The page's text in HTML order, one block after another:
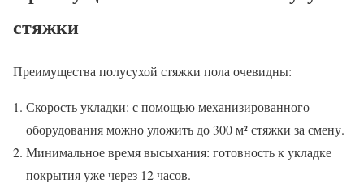
стяжки
Преимущества полусухой стяжки пола очевидны:
Скорость укладки: с помощью механизированного
оборудования можно уложить до 300 м² стяжки за смену.
Минимальное время высыхания: готовность к укладке
покрытия уже через 12 часов.